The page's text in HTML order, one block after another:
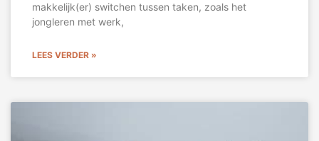
makkelijk(er) switchen tussen taken, zoals het
jongleren met werk,
LEES VERDER »